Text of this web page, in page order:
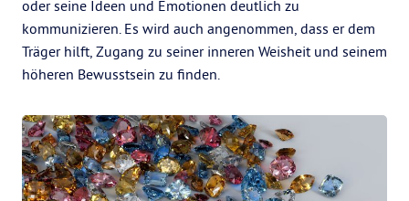
oder seine Ideen und Emotionen deutlich zu
kommunizieren. Es wird auch angenommen, dass er dem
Träger hilft, Zugang zu seiner inneren Weisheit und seinem
höheren Bewusstsein zu finden.